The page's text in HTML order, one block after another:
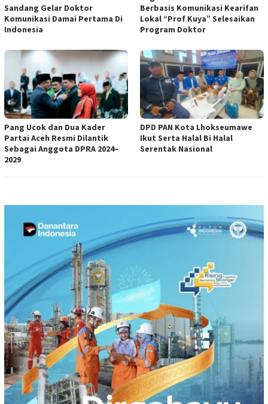
Sandang Gelar Doktor
Komunikasi Damai Pertama Di
Indonesia
Berbasis Komunikasi Kearifan
Lokal “Prof Kuya” Selesaikan
Program Doktor
Pang Ucok dan Dua Kader
Partai Aceh Resmi Dilantik
Sebagai Anggota DPRA 2024–
2029
DPD PAN Kota Lhokseumawe
Ikut Serta Halal Bi Halal
Serentak Nasional